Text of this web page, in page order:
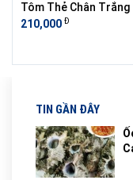
TIN GẦN ĐÂY
Tôm Thẻ Chân Trắng
210,000 Đ